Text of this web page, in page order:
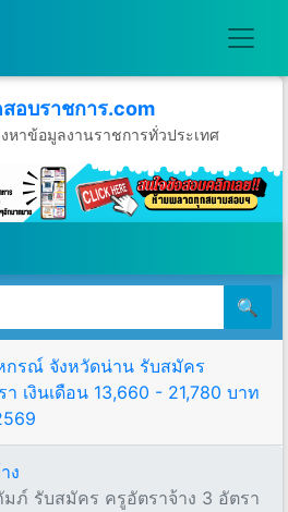
สอบราชการ.com
หาข้อมูลงานราชการทั่วประเทศ
8 เดือนสิงหาคม พ.ศ.2569
🔍
กรณ์ จังหวัดน่าน รับสมัคร
เงินเดือน 13,660 - 21,780 บาท
ง
มภ์ รับสมัคร ครูอัตราจ้าง 3 อัตรา